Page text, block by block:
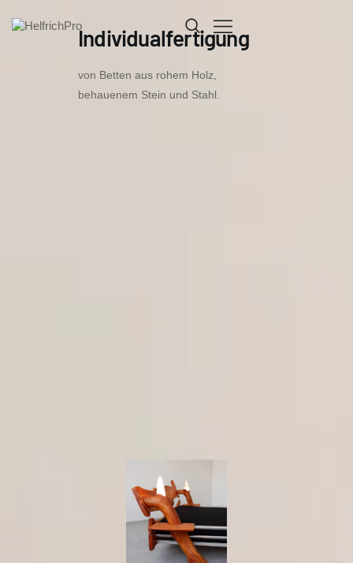
Individualfertigung
von Betten aus rohem Holz,
behauenem Stein und Stahl.